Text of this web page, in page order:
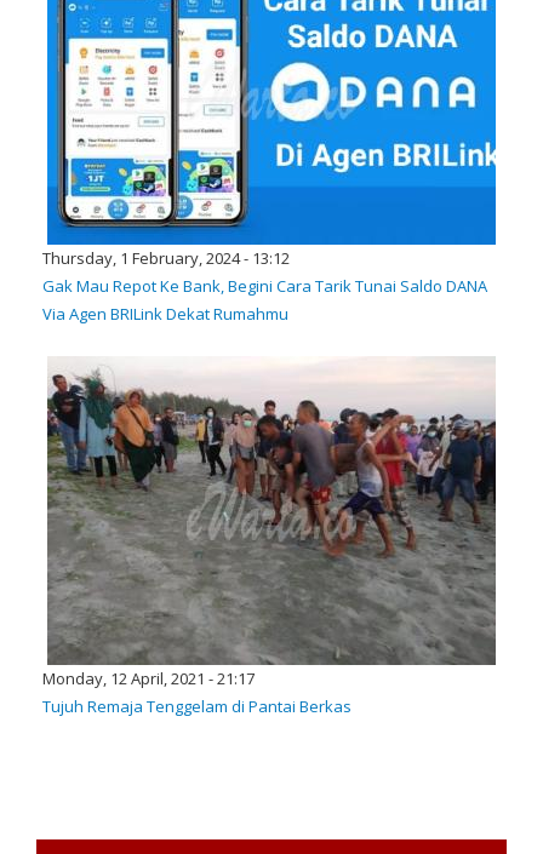
Thursday, 1 February, 2024 - 13:12
Gak Mau Repot Ke Bank, Begini Cara Tarik Tunai Saldo DANA
Via Agen BRILink Dekat Rumahmu
Monday, 12 April, 2021 - 21:17
Tujuh Remaja Tenggelam di Pantai Berkas